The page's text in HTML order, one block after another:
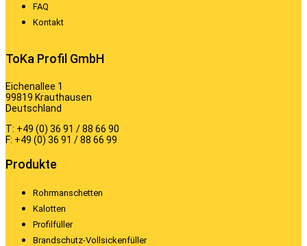
FAQ
Kontakt
ToKa Profil GmbH
Eichenallee 1
99819 Krauthausen
Deutschland
T: +49 (0) 36 91 / 88 66 90
F: +49 (0) 36 91 / 88 66 99
Produkte
Rohrmanschetten
Kalotten
Profilfüller
Brandschutz-Vollsickenfüller